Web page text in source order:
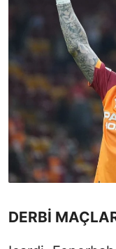
DERBİ